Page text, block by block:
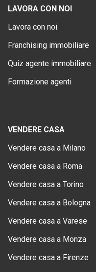
LAVORA CON NOI
Lavora con noi
Franchising immobiliare
Quiz agente immobiliare
Formazione agenti
VENDERE CASA
Vendere casa a Milano
Vendere casa a Roma
Vendere casa a Torino
Vendere casa a Bologna
Vendere casa a Varese
Vendere casa a Monza
Vendere casa a Firenze